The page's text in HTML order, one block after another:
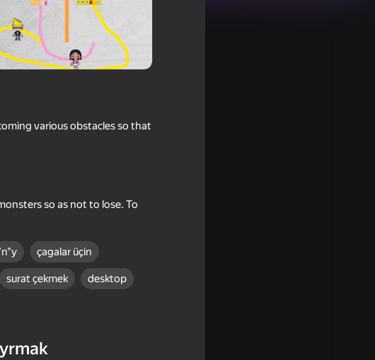
and Avatar: Mix
various obstacles so that
so as not to lose. To
çagalar üçin
surat çekmek desktop